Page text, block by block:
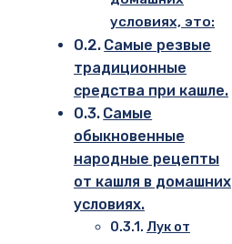
условиях, это:
Самые резвые
традиционные
средства при кашле.
Самые
обыкновенные
народные рецепты
от кашля в домашних
условиях.
Лук от